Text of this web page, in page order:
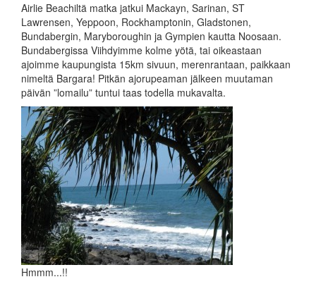
Airlie Beachiltä matka jatkui Mackayn, Sarinan, ST
Lawrensen, Yeppoon, Rockhamptonin, Gladstonen,
Bundabergin, Maryboroughin ja Gympien kautta Noosaan.
Bundabergissa Viihdyimme kolme yötä, tai oikeastaan
ajoimme kaupungista 15km sivuun, merenrantaan, paikkaan
nimeltä Bargara! Pitkän ajorupeaman jälkeen muutaman
päivän ”lomailu” tuntui taas todella mukavalta.
Hmmm...!!